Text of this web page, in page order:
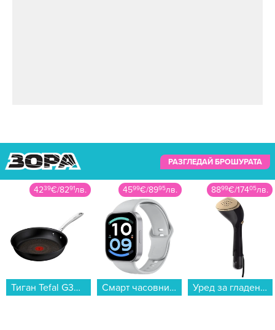
В танцовото шоу той представи новата си
песен „От страх да ме загубиш“.
РАЗГЛЕДАЙ БРОШУРАТА
4599€/8995лв.
Смарт часовник Xiaomi REDMI WATCH 6 ACTIVE SILVER BHR09CXGL , 1.85...
8899€/17405лв.
Уред за гладене с пара Philips STH7060/80...
27999€/54762лв.
Хладилник с фризер Crown CBN-265W , 253 l, E , No Frost , Бял...